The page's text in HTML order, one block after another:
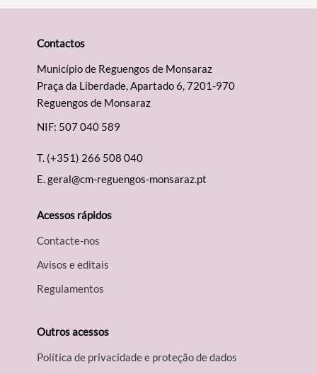
Contactos
Município de Reguengos de Monsaraz
Praça da Liberdade, Apartado 6, 7201-970
Reguengos de Monsaraz
NIF: 507 040 589
T. (+351) 266 508 040
E.geral@cm-reguengos-monsaraz.pt
Acessos rápidos
Contacte-nos
Avisos e editais
Regulamentos
Outros acessos
Política de privacidade e proteção de dados